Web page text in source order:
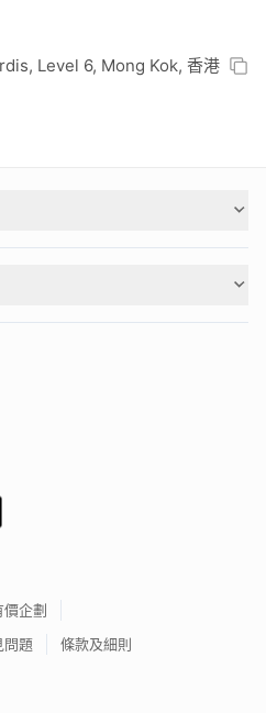
Level 6, Mong Kok, 香港
價企劃
問題 條款及細則